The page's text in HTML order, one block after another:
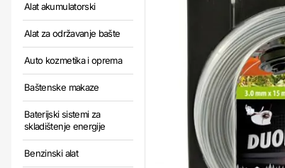
Alat akumulatorski
Alat za održavanje bašte
Auto kozmetika i oprema
Baštenske makaze
Baterijski sistemi za
skladištenje energije
Benzinski alat